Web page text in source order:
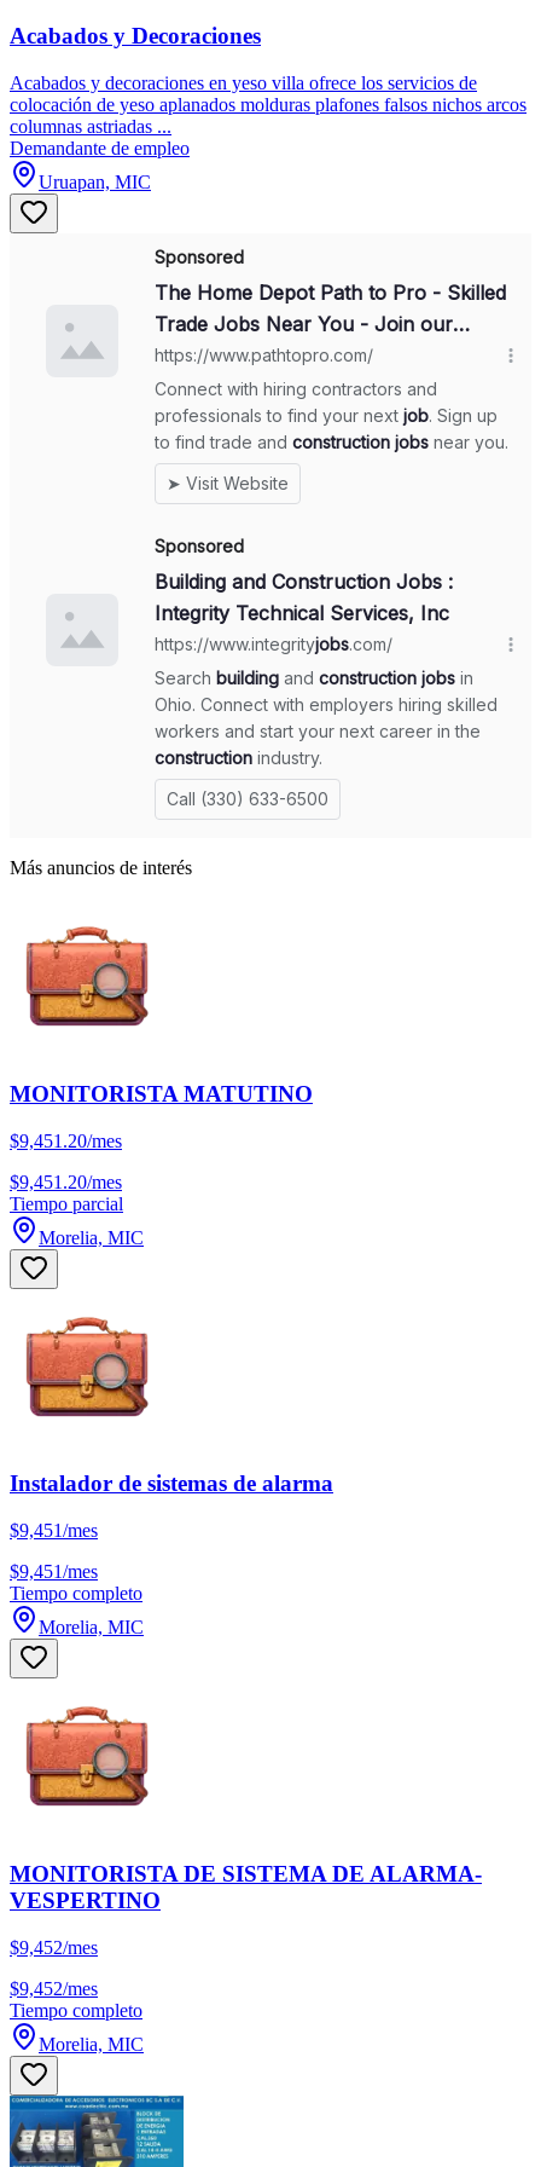
Acabados y Decoraciones
Acabados y decoraciones en yeso villa ofrece los servicios de
colocación de yeso aplanados molduras plafones falsos nichos arcos
columnas astriadas ...
Demandante de empleo
Uruapan, MIC
Más anuncios de interés
MONITORISTA MATUTINO
$9,451.20/mes
$9,451.20/mes
Tiempo parcial
Morelia, MIC
Instalador de sistemas de alarma
$9,451/mes
$9,451/mes
Tiempo completo
Morelia, MIC
MONITORISTA DE SISTEMA DE ALARMA-
VESPERTINO
$9,452/mes
$9,452/mes
Tiempo completo
Morelia, MIC